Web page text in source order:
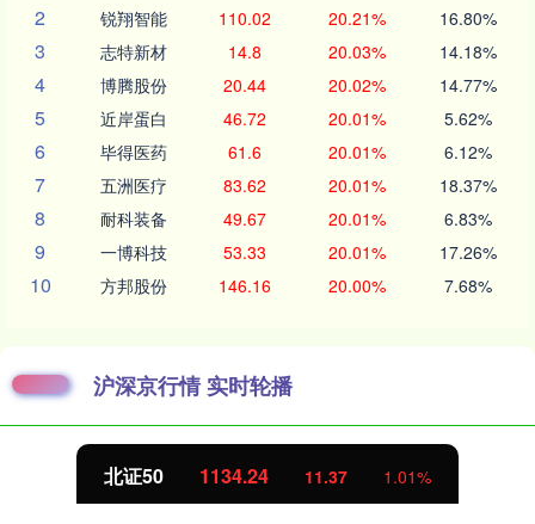
2 锐翔智能 110.02 20.21% 16.80%
3 志特新材 14.8 20.03% 14.18%
4 博腾股份 20.44 20.02% 14.77%
5 近岸蛋白 46.72 20.01% 5.62%
6 毕得医药 61.6 20.01% 6.12%
7 五洲医疗 83.62 20.01% 18.37%
8 耐科装备 49.67 20.01% 6.83%
9 一博科技 53.33 20.01% 17.26%
10 方邦股份 146.16 20.00% 7.68%
沪深京行情 实时轮播
北证50 1134.24 11.37 1.01%